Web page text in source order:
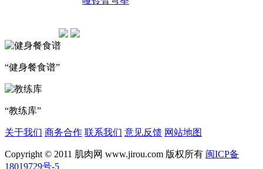
“健身餐食谱”
“教练库”
关于我们 商务合作 联系我们 意见反馈 网站地图
Copyright © 2011 肌肉网 www.jirou.com 版权所有 闽ICP备
18019729号-5